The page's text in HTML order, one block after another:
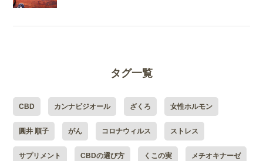
タグ一覧
CBD カンナビジオール ざくろ 女性ホルモン
圓井 順子 がん コロナウィルス ストレス
サプリメント CBDの選び方 くこの実 メチオキナーゼ